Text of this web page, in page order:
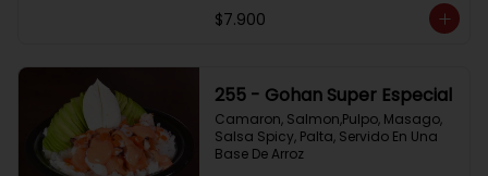
$7.900
255 - Gohan Super Especial
Camaron, Salmon,Pulpo, Masago,
Salsa Spicy, Palta, Servido En Una
Base De Arroz